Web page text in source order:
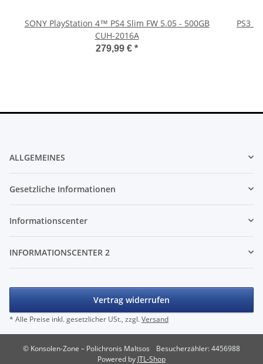
SONY PlayStation 4™ PS4 Slim FW 5.05 - 500GB
CUH-2016A
279,99 € *
PS3
ALLGEMEINES
Gesetzliche Informationen
Informationscenter
INFORMATIONSCENTER 2
Vertrag widerrufen
* Alle Preise inkl. gesetzlicher USt., zzgl.Versand
© Konsolen-Zone – Polichronis Maltsos
Besucherzähler: 4456988
Powered by JTL-Shop